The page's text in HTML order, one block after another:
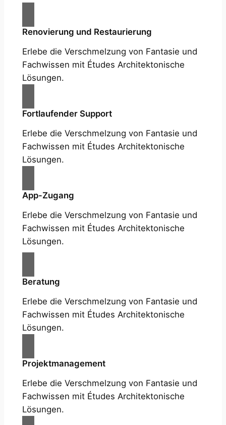
Renovierung und Restaurierung
Erlebe die Verschmelzung von Fantasie und
Fachwissen mit Études Architektonische
Lösungen.
Fortlaufender Support
Erlebe die Verschmelzung von Fantasie und
Fachwissen mit Études Architektonische
Lösungen.
App-Zugang
Erlebe die Verschmelzung von Fantasie und
Fachwissen mit Études Architektonische
Lösungen.
Beratung
Erlebe die Verschmelzung von Fantasie und
Fachwissen mit Études Architektonische
Lösungen.
Projektmanagement
Erlebe die Verschmelzung von Fantasie und
Fachwissen mit Études Architektonische
Lösungen.